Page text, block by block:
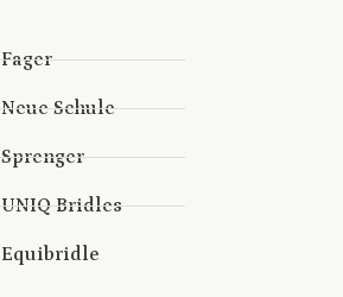
Fager
Neue Schule
Sprenger
UNIQ Bridles
Equibridle